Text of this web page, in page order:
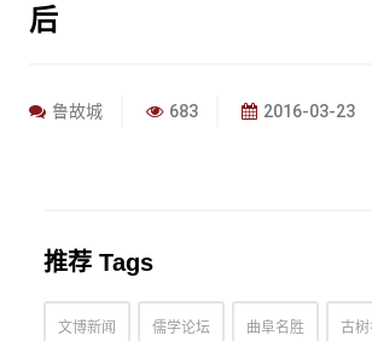
后
鲁故城 683 2016-03-23
推荐 Tags
文博新闻 儒学论坛 曲阜名胜 古